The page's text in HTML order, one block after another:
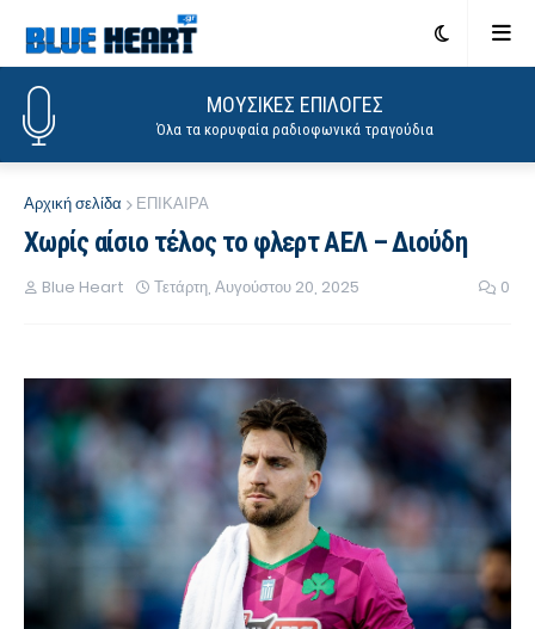
ΜΟΥΣΙΚΕΣ ΕΠΙΛΟΓΕΣ
Όλα τα κορυφαία ραδιοφωνικά τραγούδια
Αρχική σελίδα ΕΠΙΚΑΙΡΑ
Χωρίς αίσιο τέλος το φλερτ ΑΕΛ – Διούδη
Blue Heart Τετάρτη, Αυγούστου 20, 2025 0